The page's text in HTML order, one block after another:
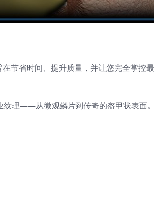
节省时间、提升质量，并让您完全掌控
理——从微观鳞片到传奇的盔甲状表面。